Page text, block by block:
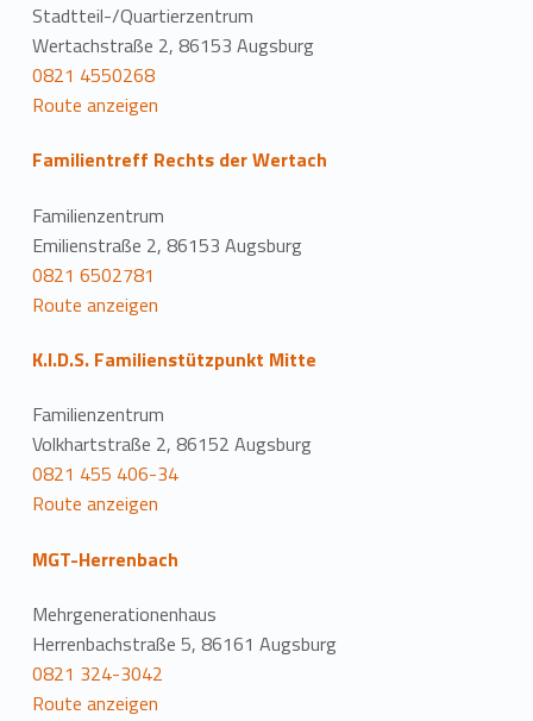
Stadtteil-/Quartierzentrum
Wertachstraße 2, 86153 Augsburg
0821 4550268
Route anzeigen
Familientreff Rechts der Wertach
Familienzentrum
Emilienstraße 2, 86153 Augsburg
0821 6502781
Route anzeigen
K.I.D.S. Familienstützpunkt Mitte
Familienzentrum
Volkhartstraße 2, 86152 Augsburg
0821 455 406-34
Route anzeigen
MGT-Herrenbach
Mehrgenerationenhaus
Herrenbachstraße 5, 86161 Augsburg
0821 324-3042
Route anzeigen